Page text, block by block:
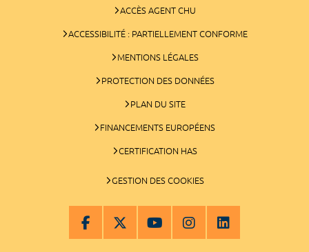
ACCÈS AGENT CHU
ACCESSIBILITÉ : PARTIELLEMENT CONFORME
MENTIONS LÉGALES
PROTECTION DES DONNÉES
PLAN DU SITE
FINANCEMENTS EUROPÉENS
CERTIFICATION HAS
GESTION DES COOKIES